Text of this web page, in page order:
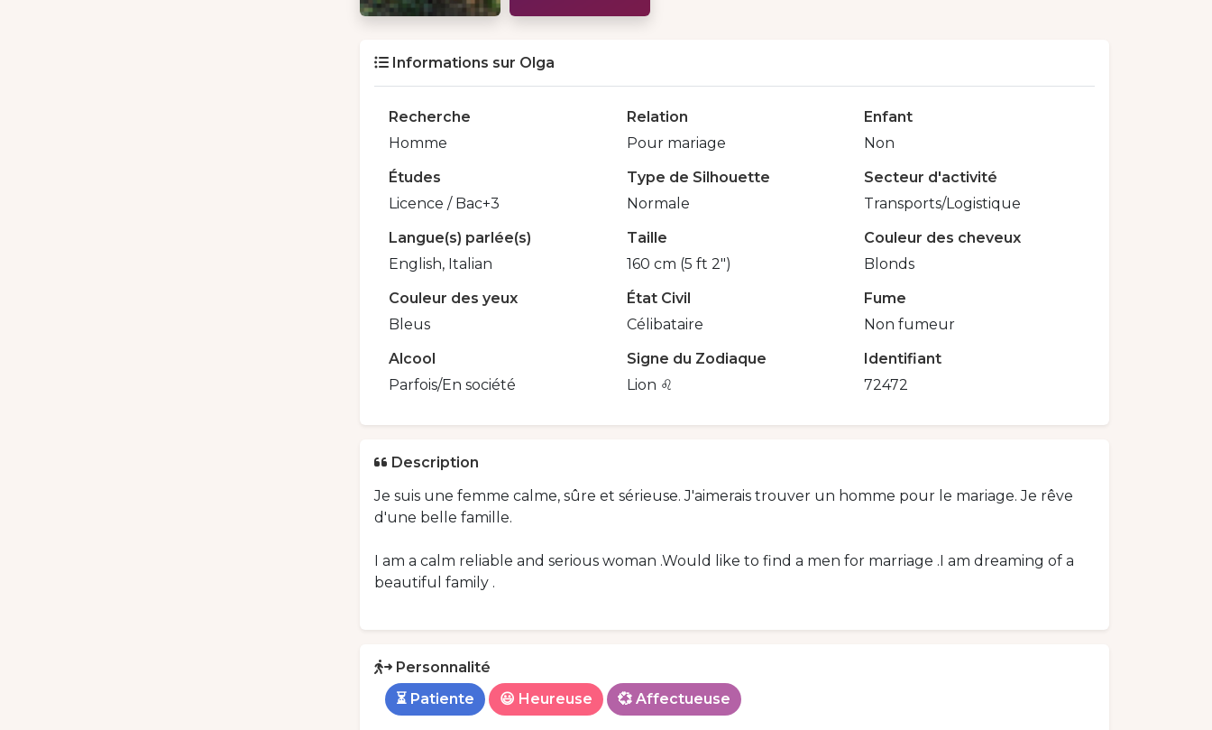
Informations sur Olga
Recherche
Homme
Relation
Pour mariage
Enfant
Non
Études
Licence / Bac+3
Type de Silhouette
Normale
Secteur d'activité
Transports/Logistique
Langue(s) parlée(s)
English, Italian
Taille
160 cm (5 ft 2")
Couleur des cheveux
Blonds
Couleur des yeux
Bleus
État Civil
Célibataire
Fume
Non fumeur
Alcool
Parfois/En société
Signe du Zodiaque
Lion ♌️
Identifiant
72472
Description
Je suis une femme calme, sûre et sérieuse. J'aimerais trouver un homme pour le mariage. Je rêve
d'une belle famille.
I am a calm reliable and serious woman .Would like to find a men for marriage .I am dreaming of a
beautiful family .
Personnalité
⏳ Patiente
😃 Heureuse 💞 Affectueuse